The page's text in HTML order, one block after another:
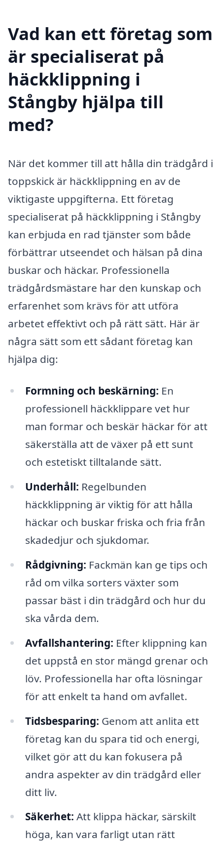
Vad kan ett företag som
är specialiserat på
häckklippning i
Stångby hjälpa till
med?
När det kommer till att hålla din trädgård i
toppskick är häckklippning en av de
viktigaste uppgifterna. Ett företag
specialiserat på häckklippning i Stångby
kan erbjuda en rad tjänster som både
förbättrar utseendet och hälsan på dina
buskar och häckar. Professionella
trädgårdsmästare har den kunskap och
erfarenhet som krävs för att utföra
arbetet effektivt och på rätt sätt. Här är
några sätt som ett sådant företag kan
hjälpa dig:
Formning och beskärning: En
professionell häckklippare vet hur
man formar och beskär häckar för att
säkerställa att de växer på ett sunt
och estetiskt tilltalande sätt.
Underhåll: Regelbunden
häckklippning är viktig för att hålla
häckar och buskar friska och fria från
skadedjur och sjukdomar.
Rådgivning: Fackmän kan ge tips och
råd om vilka sorters växter som
passar bäst i din trädgård och hur du
ska vårda dem.
Avfallshantering: Efter klippning kan
det uppstå en stor mängd grenar och
löv. Professionella har ofta lösningar
för att enkelt ta hand om avfallet.
Tidsbesparing: Genom att anlita ett
företag kan du spara tid och energi,
vilket gör att du kan fokusera på
andra aspekter av din trädgård eller
ditt liv.
Säkerhet: Att klippa häckar, särskilt
höga, kan vara farligt utan rätt